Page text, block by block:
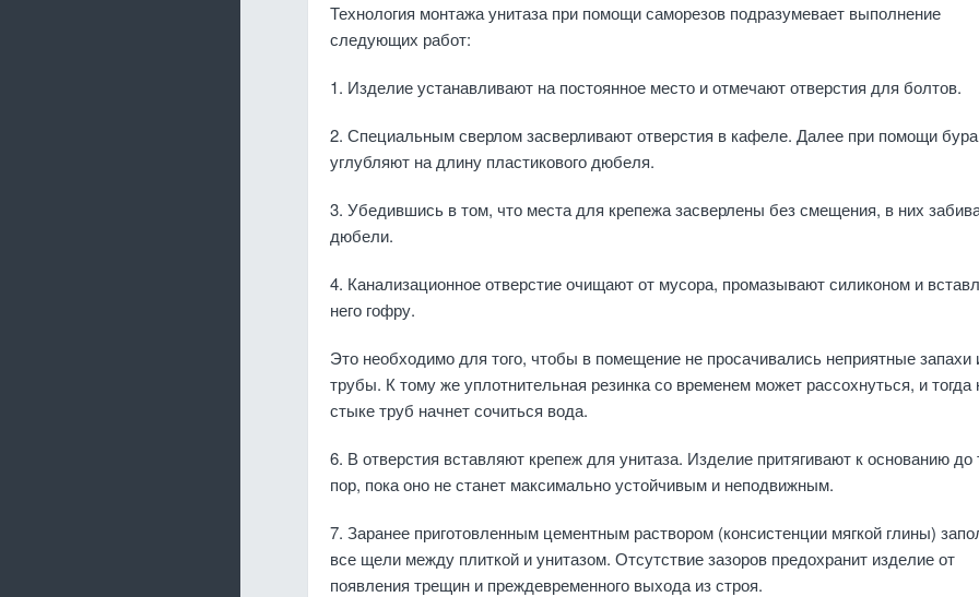
Технология монтажа унитаза при помощи саморезов подразумевает выполнение
следующих работ:
1. Изделие устанавливают на постоянное место и отмечают отверстия для болтов.
2. Специальным сверлом засверливают отверстия в кафеле. Далее при помощи
углубляют на длину пластикового дюбеля.
3. Убедившись в том, что места для крепежа засверлены без смещения, в них
дюбели.
4. Канализационное отверстие очищают от мусора, промазывают силиконом и
него гофру.
Это необходимо для того, чтобы в помещение не просачивались неприятные запахи
трубы. К тому же уплотнительная резинка со временем может рассохнуться, и тогда
стыке труб начнет сочиться вода.
6. В отверстия вставляют крепеж для унитаза. Изделие притягивают к основанию до
пор, пока оно не станет максимально устойчивым и неподвижным.
7. Заранее приготовленным цементным раствором (консистенции мягкой глины)
все щели между плиткой и унитазом. Отсутствие зазоров предохранит изделие от
появления трещин и преждевременного выхода из строя.